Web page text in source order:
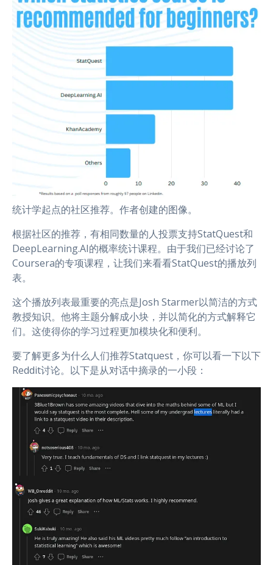
统计学起点的社区推荐。作者创建的图像。
根据社区的推荐，有相同数量的人投票支持StatQuest和
DeepLearning.AI的概率统计课程。由于我们已经讨论了
Coursera的专项课程，让我们来看看StatQuest的播放列
表。
这个播放列表最重要的亮点是Josh Starmer以简洁的方式
教授知识。他将主题分解成小块，并以简化的方式解释它
们。这使得你的学习过程更加模块化和便利。
要了解更多为什么人们推荐Statquest，你可以看一下以下
Reddit讨论。以下是从对话中摘录的一小段：